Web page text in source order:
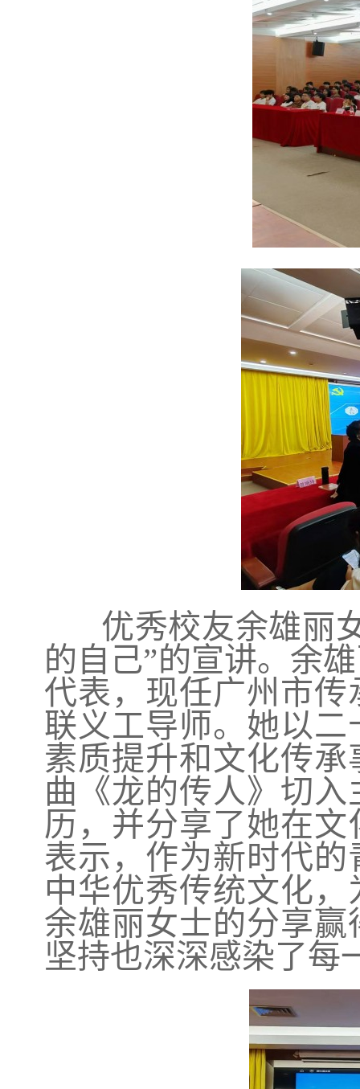
优秀校友余雄丽
的自己”的宣讲。余
代表，现任广州市
联义工导师。她以
素质提升和文化传
曲《龙的传人》切
历，并分享了她在
表示，作为新时代
中华优秀传统文化
余雄丽女士的分享
坚持也深深感染了每